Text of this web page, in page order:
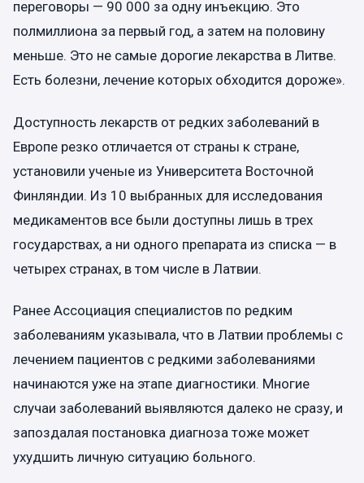
переговоры — 90 000 за одну инъекцию. Это
полмиллиона за первый год, а затем на половину
меньше. Это не самые дорогие лекарства в Литве.
Есть болезни, лечение которых обходится дороже».
Доступность лекарств от редких заболеваний в
Европе резко отличается от страны к стране,
установили ученые из Университета Восточной
Финляндии. Из 10 выбранных для исследования
медикаментов все были доступны лишь в трех
государствах, а ни одного препарата из списка — в
четырех странах, в том числе в Латвии.
Ранее Ассоциация специалистов по редким
заболеваниям указывала, что в Латвии проблемы с
лечением пациентов с редкими заболеваниями
начинаются уже на этапе диагностики. Многие
случаи заболеваний выявляются далеко не сразу, и
запоздалая постановка диагноза тоже может
ухудшить личную ситуацию больного.